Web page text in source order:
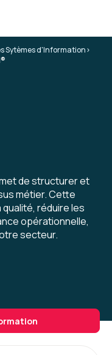
Sytèmes d'Information>
de structurer et
métier. Cette
réduire les
opérationnelle,
secteur.